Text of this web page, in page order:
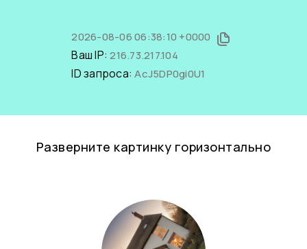
2026-08-06 06:38:10 +0000
Ваш IP:216.73.217.104
ID запроса:AcJ5DP0gi0U1
Разверните картинку горизонтально